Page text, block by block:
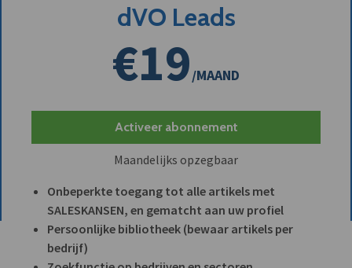
dVO Leads
€19/MAAND
Activeer abonnement
Maandelijks opzegbaar
Onbeperkte toegang tot alle artikels met
SALESKANSEN, en gematcht aan uw profiel
Persoonlijke bibliotheek (bewaar artikels per
bedrijf)